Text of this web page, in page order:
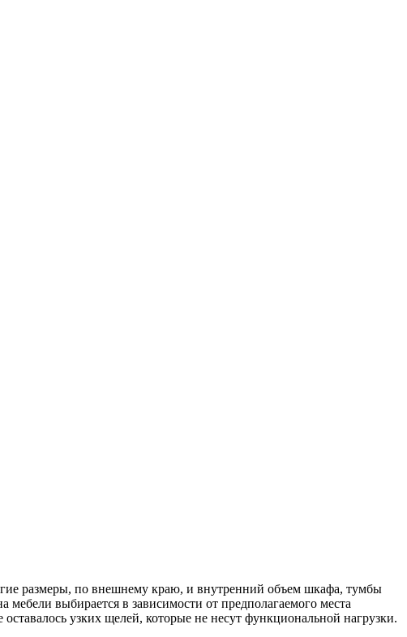
размеры, по внешнему краю, и внутренний объем шкафа, тумбы
выбирается в зависимости от предполагаемого места
узких щелей, которые не несут функциональной нагрузки.